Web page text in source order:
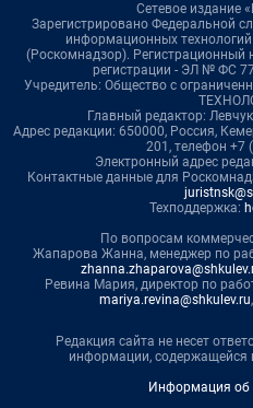
Сетевое издание
Зарегистрировано Федеральной
информационных
(Роскомнадзор). Регистрационный
регистрации - ЭЛ № ФС
Учредитель: Общество с
Главный редактор:
Адрес редакции: 650000, Россия,
201, телефон +7
Электронный адрес
Контактные данные для
Техподдержка:
По вопросам
Жапарова Жанна, менеджер по
Ревина Мария, директор по
mariya.revina@shkulev.ru
Редакция сайта не несет
информации, содержащейся
Информация об